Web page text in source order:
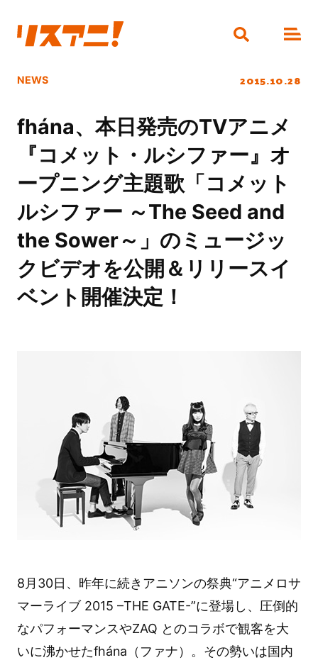
NEWS 2015.10.28
fhána、本日発売のTVアニメ
『コメット・ルシファー』オ
ープニング主題歌「コメット
ルシファー ～The Seed and
the Sower～」のミュージッ
クビデオを公開＆リリースイ
ベント開催決定！
8月30日、昨年に続きアニソンの祭典“アニメロサ
マーライブ 2015 –THE GATE-”に登場し、圧倒的
なパフォーマンスやZAQ とのコラボで観客を大
いに沸かせたfhána（ファナ）。その勢いは国内